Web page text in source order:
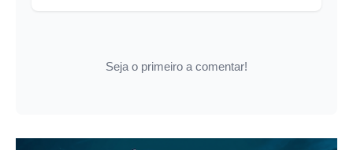
Seja o primeiro a comentar!